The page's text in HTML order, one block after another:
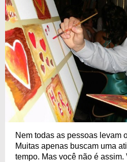
Nem todas as pessoas levam
Muitas apenas buscam uma
tempo. Mas você não é